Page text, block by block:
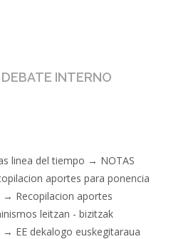
INTERNO
linea del tiempo → NOTAS
aportes para ponencia
→ Recopilacion aportes
leitzan - bizitzak
→ EE dekalogo euskegitaraua